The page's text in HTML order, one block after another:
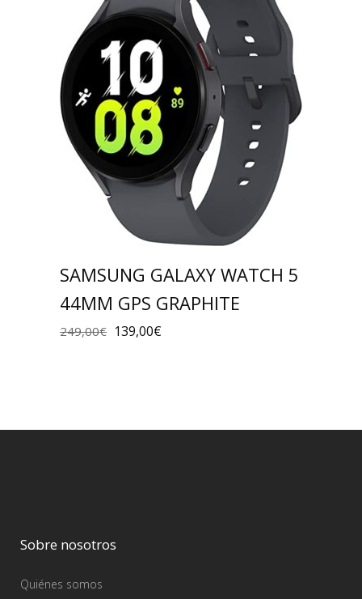
SAMSUNG GALAXY WATCH 5
44MM GPS GRAPHITE
249,00€ 139,00€
Sobre nosotros
Quiénes somos